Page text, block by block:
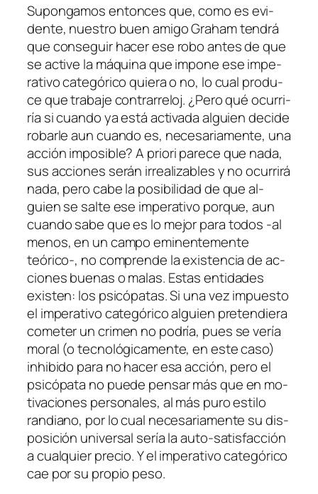
Supongamos en­ton­ces que, co­mo es evi­
den­te, nues­tro buen ami­go Graham ten­drá
que con­se­guir ha­cer ese ro­bo an­tes de que
se ac­ti­ve la má­qui­na que im­po­ne ese im­pe­
ra­ti­vo ca­te­gó­ri­co quie­ra o no, lo cual pro­du­
ce que tra­ba­je con­tra­rre­loj. ¿Pero qué ocu­rri­
ría si cuan­do ya es­tá ac­ti­va­da al­guien de­ci­de
ro­bar­le aun cuan­do es, ne­ce­sa­ria­men­te, una
ac­ción im­po­si­ble?A prio­ripa­re­ce que na­da,
sus ac­cio­nes se­rán irrea­li­za­bles y no ocu­rri­rá
na­da, pe­ro ca­be la po­si­bi­li­dad de que al­
guien se sal­te ese im­pe­ra­ti­vo por­que, aun
cuan­do sa­be que es lo me­jor pa­ra to­dos ‑al
me­nos, en un cam­po emi­nen­te­men­te
teórico‑, no com­pren­de la exis­ten­cia de ac­
cio­nes bue­nas o ma­las. Estas en­ti­da­des
exis­ten: los psi­có­pa­tas. Si una vez im­pues­to
el im­pe­ra­ti­vo ca­te­gó­ri­co al­guien pre­ten­die­ra
co­me­ter un cri­men no po­dría, pues se ve­ría
mo­ral (o tec­no­ló­gi­ca­men­te, en es­te ca­so)
inhi­bi­do pa­ra no ha­cer esa ac­ción, pe­ro el
psi­có­pa­ta no pue­de pen­sar más que en mo­
ti­va­cio­nes per­so­na­les, al más pu­ro es­ti­lo
ran­diano, por lo cual ne­ce­sa­ria­men­te su dis­
po­si­ción uni­ver­sal se­ría la auto-satisfacción
a cual­quier pre­cio. Y el im­pe­ra­ti­vo ca­te­gó­ri­co
cae por su pro­pio peso.